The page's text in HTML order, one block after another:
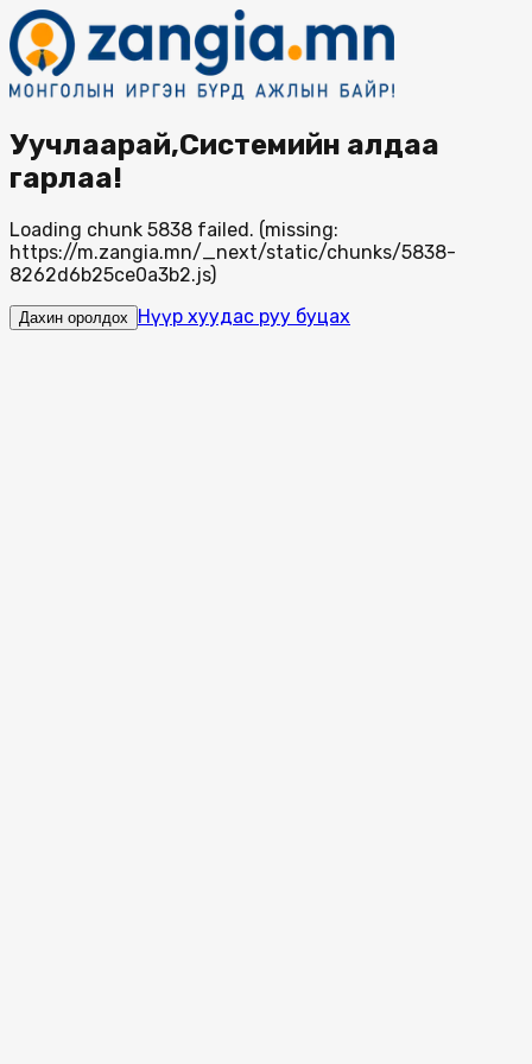
Уучлаарай,Системийн алдаа
гарлаа!
Loading chunk 5838 failed. (missing:
https://m.zangia.mn/_next/static/chunks/5838-
8262d6b25ce0a3b2.js)
Дахин оролдох Нүүр хуудас руу буцах